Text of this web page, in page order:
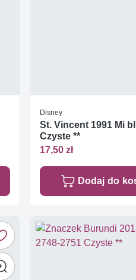
Disney
St. Vincent 1991 Mi
Czyste **
17,50 zł
Dodaj do